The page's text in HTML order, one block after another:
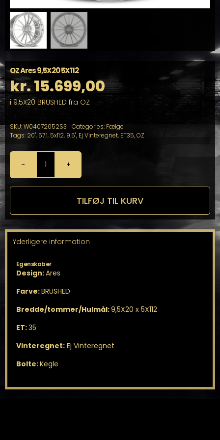
OZ Ares 9,5X20 5X112
kr.15.699,00
i 9,5X20 BRUSHED fra OZ
SKU:W04072052S3 Categories: Fælge
Tags: 20", 57.1, 5x112, 9.5", Ej Vinteregnet, ET35,OZ
OZ
Ares
9,5X20
TILFØJ TIL KURV
Yderligere information
Egenskaber
Design:Ares
Farve:BRUSHED
Bredde/tommer/Hulmål:9,5X20 x 5X112
ET:35
Vinteregnet:Ej Vinteregnet
Bolte:Kegle